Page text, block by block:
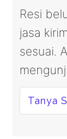
Resi
jasa
sesuai.
Tanya